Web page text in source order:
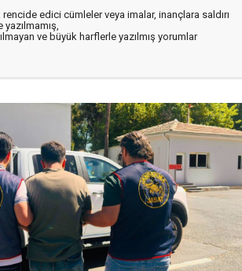
edici cümleler veya imalar, inançlara saldırı
ve büyük harflerle yazılmış yorumlar